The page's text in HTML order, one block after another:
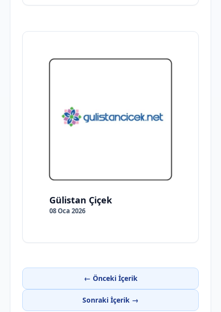
Gülistan Çiçek
08 Oca 2026
← Önceki İçerik
Sonraki İçerik →